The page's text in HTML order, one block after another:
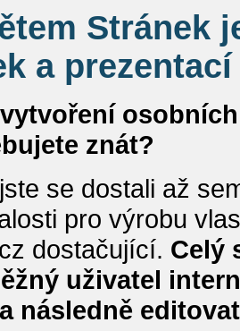
Stránek
a
znát?
se dostali až
pro výrobu
dostačující. Celý
uživatel
následně